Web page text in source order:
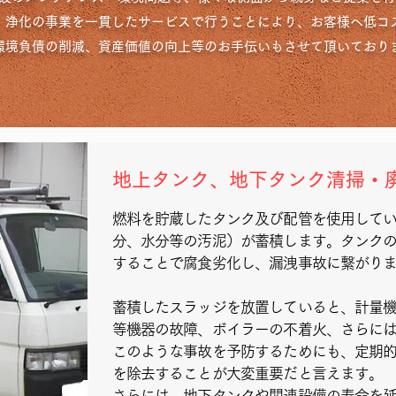
化の事業を一貫したサービスで行うことにより、お客様へ低コ
境負債の削減、資産価値の向上等のお手伝いもさせて頂いており
地上タンク、地下タンク清掃・
燃料を貯蔵したタンク及び配管を使用して
分、水分等の汚泥）が蓄積します。タンク
することで腐食劣化し、漏洩事故に繋がり
蓄積したスラッジを放置していると、計量
等機器の故障、ボイラーの不着火、さらに
このような事故を予防するためにも、定期
を除去することが大変重要だと言えます。